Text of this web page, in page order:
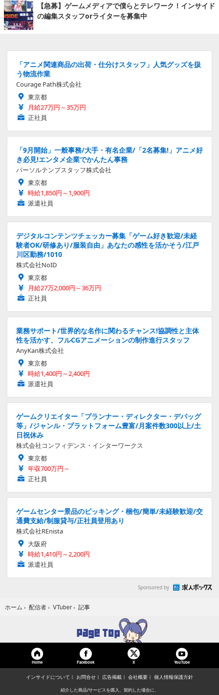
【急募】ゲームメディアで僕らとテレワーク！インサイド
の編集スタッフorライターを募集中
「アニメ関連商品の出荷・仕分けスタッフ」人気グッズを扱
う物流作業
Courage Path株式会社
東京都
月給27万円～35万円
正社員
「9月開始」一般事務/大手・有名企業/「2名募集!」アニメ好
き必見!エンタメ企業でかんたん事務
パーソルテンプスタッフ株式会社
東京都
時給1,850円～1,900円
派遣社員
デジタルコンテンツチェッカー募集「ゲーム好き歓迎/未経
験者OK/研修あり/服装自由」あなたの感性を活かそう/江戸
川区勤務/1010
株式会社NoID
東京都
月給27万2,000円～36万円
正社員
業務サポート/世界的な名作に関わるチャンス!協調性と主体
性を活かす、フルCGアニメーションの制作進行スタッフ
AnyKan株式会社
東京都
時給1,400円～2,400円
派遣社員
ゲームクリエイター「プランナー・ディレクター・デバッグ
等」/ジャンル・プラットフォーム豊富/月案件数300以上/土
日祝休み
株式会社コンフィデンス・インターワークス
東京都
年収700万円～
正社員
ゲームセンター景品のピッキング・梱包/簡単/未経験歓迎/交
通費支給/制服貸与/正社員登用あり
株式会社REnista
大阪府
時給1,410円～2,200円
派遣社員
Sponsored by
ホーム › 配信者 › VTuber › 記事
Home Facebook X YouTube
インサイドについて お問合せ 広告掲載 会社概要 個人情報保護方針
紹介した商品/サービスを購入、契約した場合に、